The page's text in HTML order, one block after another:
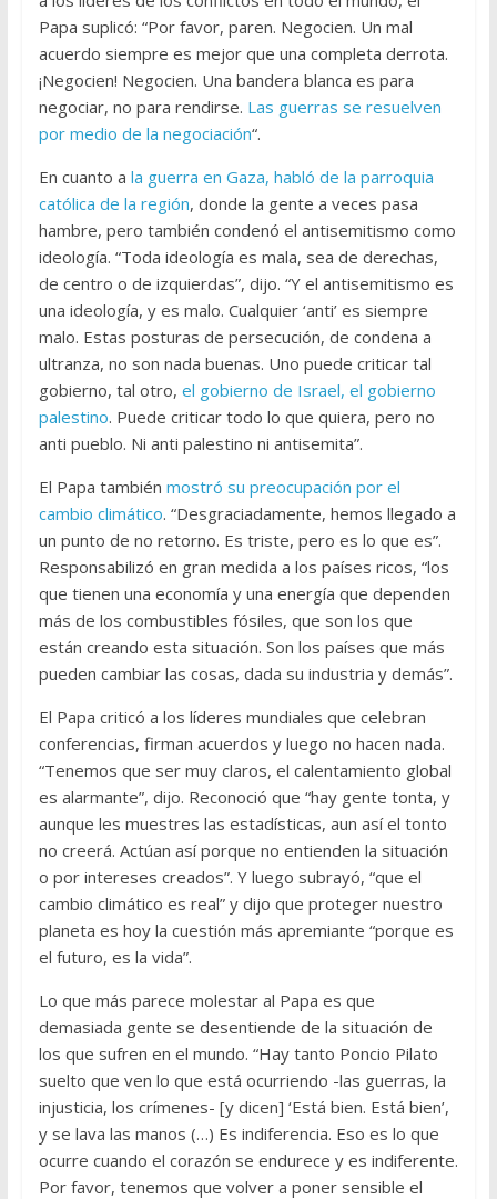
Papa suplicó: “Por favor, paren. Negocien. Un mal
acuerdo siempre es mejor que una completa derrota.
¡Negocien! Negocien. Una bandera blanca es para
negociar, no para rendirse. Las guerras se resuelven
por medio de la negociación“.
En cuanto a la guerra en Gaza, habló de la parroquia
católica de la región, donde la gente a veces pasa
hambre, pero también condenó el antisemitismo como
ideología. “Toda ideología es mala, sea de derechas,
de centro o de izquierdas”, dijo. “Y el antisemitismo es
una ideología, y es malo. Cualquier ‘anti’ es siempre
malo. Estas posturas de persecución, de condena a
ultranza, no son nada buenas. Uno puede criticar tal
gobierno, tal otro, el gobierno de Israel, el gobierno
palestino. Puede criticar todo lo que quiera, pero no
anti pueblo. Ni anti palestino ni antisemita”.
El Papa también mostró su preocupación por el
cambio climático. “Desgraciadamente, hemos llegado a
un punto de no retorno. Es triste, pero es lo que es”.
Responsabilizó en gran medida a los países ricos, “los
que tienen una economía y una energía que dependen
más de los combustibles fósiles, que son los que
están creando esta situación. Son los países que más
pueden cambiar las cosas, dada su industria y demás”.
El Papa criticó a los líderes mundiales que celebran
conferencias, firman acuerdos y luego no hacen nada.
“Tenemos que ser muy claros, el calentamiento global
es alarmante”, dijo. Reconoció que “hay gente tonta, y
aunque les muestres las estadísticas, aun así el tonto
no creerá. Actúan así porque no entienden la situación
o por intereses creados”. Y luego subrayó, “que el
cambio climático es real” y dijo que proteger nuestro
planeta es hoy la cuestión más apremiante “porque es
el futuro, es la vida”.
Lo que más parece molestar al Papa es que
demasiada gente se desentiende de la situación de
los que sufren en el mundo. “Hay tanto Poncio Pilato
suelto que ven lo que está ocurriendo -las guerras, la
injusticia, los crímenes- [y dicen] ‘Está bien. Está bien’,
y se lava las manos (…) Es indiferencia. Eso es lo que
ocurre cuando el corazón se endurece y es indiferente.
Por favor, tenemos que volver a poner sensible el